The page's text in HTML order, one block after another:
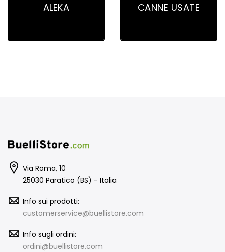
ALEKA CANNE USATE
Via Roma, 10
25030 Paratico (BS) - Italia
Info sui prodotti:
customerservice@buellistore.com
Info sugli ordini:
ordini@buellistore.com